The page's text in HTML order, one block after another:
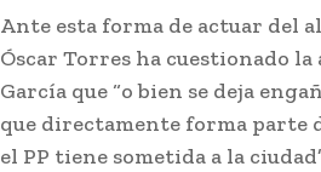
Ante esta forma de actuar del
Óscar Torres ha cuestionado
García que “o bien se deja
que directamente forma parte
el PP tiene sometida a la